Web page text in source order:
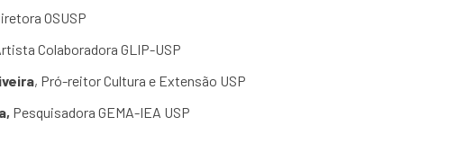
OSUSP
Colaboradora GLIP-USP
, Pró-reitor Cultura e Extensão USP
Pesquisadora GEMA-IEA USP